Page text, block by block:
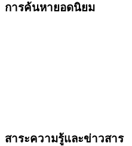
การค้นหายอดนิยม
สาระความรู้และข่าวสาร